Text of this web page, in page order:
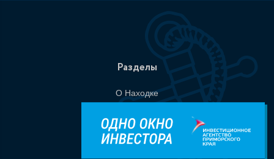
Разделы
О Находке
События